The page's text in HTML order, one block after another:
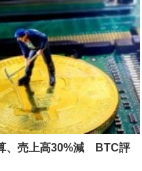
、売上高30%減 BTC評